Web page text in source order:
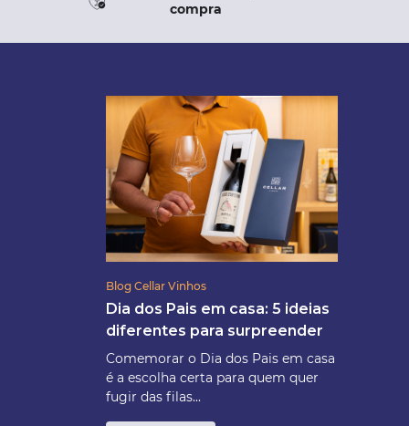
compra
Blog Cellar Vinhos
Dia dos Pais em casa: 5 ideias
diferentes para surpreender
Comemorar o Dia dos Pais em casa
é a escolha certa para quem quer
fugir das filas...